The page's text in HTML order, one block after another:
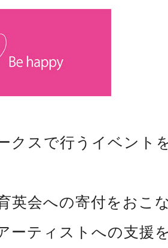
クスで行うイベント
英会への寄付をおこ
ーティストへの支援